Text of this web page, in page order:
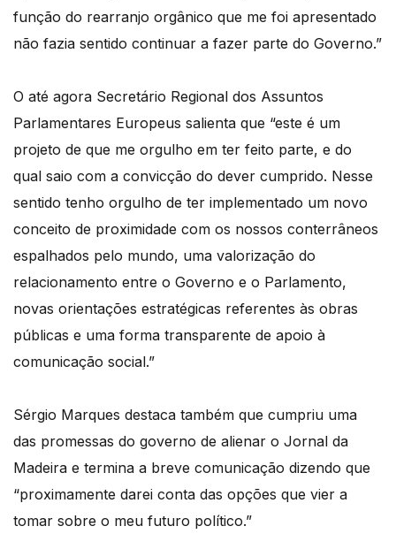
função do rearranjo orgânico que me foi apresentado
não fazia sentido continuar a fazer parte do Governo.”
O até agora Secretário Regional dos Assuntos
Parlamentares Europeus salienta que “este é um
projeto de que me orgulho em ter feito parte, e do
qual saio com a convicção do dever cumprido. Nesse
sentido tenho orgulho de ter implementado um novo
conceito de proximidade com os nossos conterrâneos
espalhados pelo mundo, uma valorização do
relacionamento entre o Governo e o Parlamento,
novas orientações estratégicas referentes às obras
públicas e uma forma transparente de apoio à
comunicação social.”
Sérgio Marques destaca também que cumpriu uma
das promessas do governo de alienar o Jornal da
Madeira e termina a breve comunicação dizendo que
“proximamente darei conta das opções que vier a
tomar sobre o meu futuro político.”